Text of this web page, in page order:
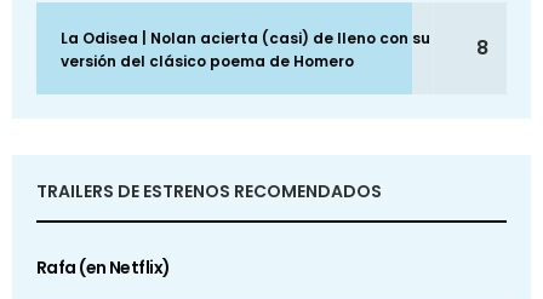
La Odisea | Nolan acierta (casi) de lleno con su
versión del clásico poema de Homero
8
TRAILERS DE ESTRENOS RECOMENDADOS
Rafa (en Netflix)